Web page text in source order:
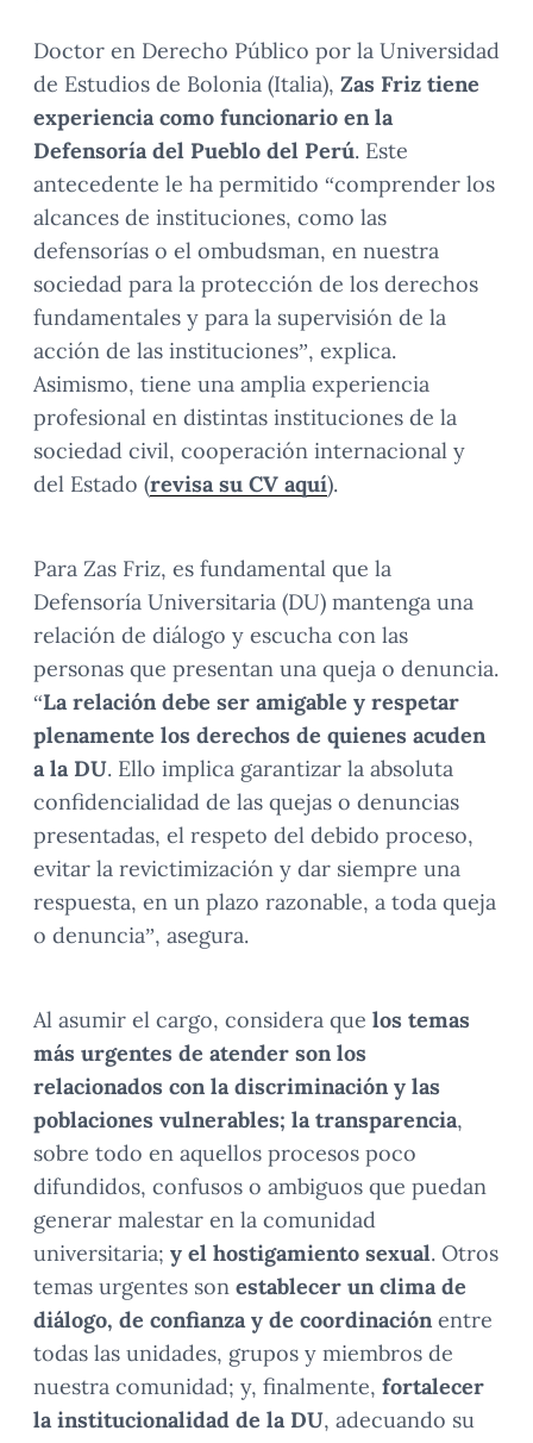
Doctor en Derecho Público por la Universidad
de Estudios de Bolonia (Italia), Zas Friz tiene
experiencia como funcionario en la
Defensoría del Pueblo del Perú. Este
antecedente le ha permitido “comprender los
alcances de instituciones, como las
defensorías o el ombudsman, en nuestra
sociedad para la protección de los derechos
fundamentales y para la supervisión de la
acción de las instituciones”, explica.
Asimismo, tiene una amplia experiencia
profesional en distintas instituciones de la
sociedad civil, cooperación internacional y
del Estado (revisa su CV aquí).
Para Zas Friz, es fundamental que la
Defensoría Universitaria (DU) mantenga una
relación de diálogo y escucha con las
personas que presentan una queja o denuncia.
“La relación debe ser amigable y respetar
plenamente los derechos de quienes acuden
a la DU. Ello implica garantizar la absoluta
confidencialidad de las quejas o denuncias
presentadas, el respeto del debido proceso,
evitar la revictimización y dar siempre una
respuesta, en un plazo razonable, a toda queja
o denuncia”, asegura.
Al asumir el cargo, considera que los temas
más urgentes de atender son los
relacionados con la discriminación y las
poblaciones vulnerables; la transparencia,
sobre todo en aquellos procesos poco
difundidos, confusos o ambiguos que puedan
generar malestar en la comunidad
universitaria; y el hostigamiento sexual. Otros
temas urgentes son establecer un clima de
diálogo, de confianza y de coordinación entre
todas las unidades, grupos y miembros de
nuestra comunidad; y, finalmente, fortalecer
la institucionalidad de la DU, adecuando su